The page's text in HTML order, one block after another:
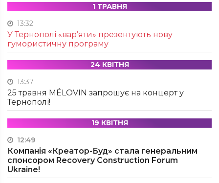
1 ТРАВНЯ
13:32
У Тернополі «вар’яти» презентують нову
гумористичну програму
24 КВІТНЯ
13:37
25 травня MÉLOVIN запрошує на концерт у
Тернополі!
19 КВІТНЯ
12:49
Компанія «Креатор-Буд» стала генеральним
спонсором Recovery Construction Forum
Ukraine!